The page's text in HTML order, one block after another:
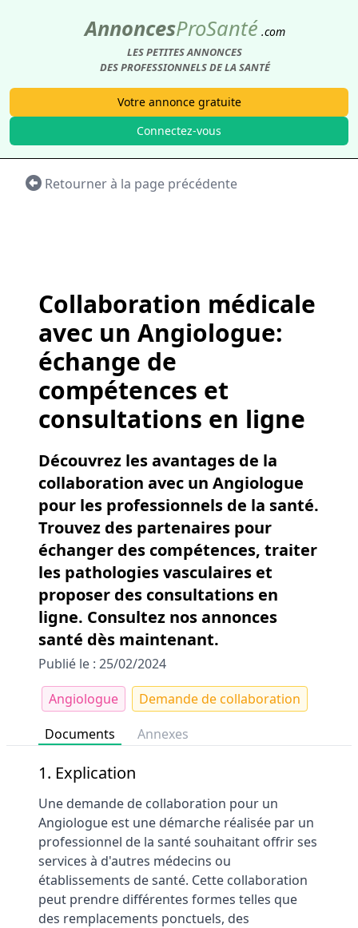
AnnoncesProSanté .com
LES PETITES ANNONCES
DES PROFESSIONNELS DE LA SANTÉ
Votre annonce gratuite
Connectez-vous
Retourner à la page précédente
Collaboration médicale
avec un Angiologue:
échange de
compétences et
consultations en ligne
Découvrez les avantages de la
collaboration avec un Angiologue
pour les professionnels de la santé.
Trouvez des partenaires pour
échanger des compétences, traiter
les pathologies vasculaires et
proposer des consultations en
ligne. Consultez nos annonces
santé dès maintenant.
Publié le : 25/02/2024
Angiologue
Demande de collaboration
Documents
Annexes
1. Explication
Une demande de collaboration pour un
Angiologue est une démarche réalisée par un
professionnel de la santé souhaitant offrir ses
services à d'autres médecins ou
établissements de santé. Cette collaboration
peut prendre différentes formes telles que
des remplacements ponctuels, des